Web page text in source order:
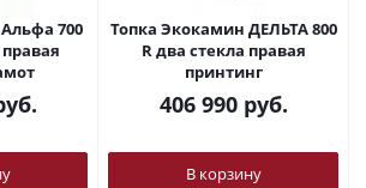
700
Топка Экокамин ДЕЛЬТА 800
R два стекла правая
принтинг
406 990руб.
В корзину